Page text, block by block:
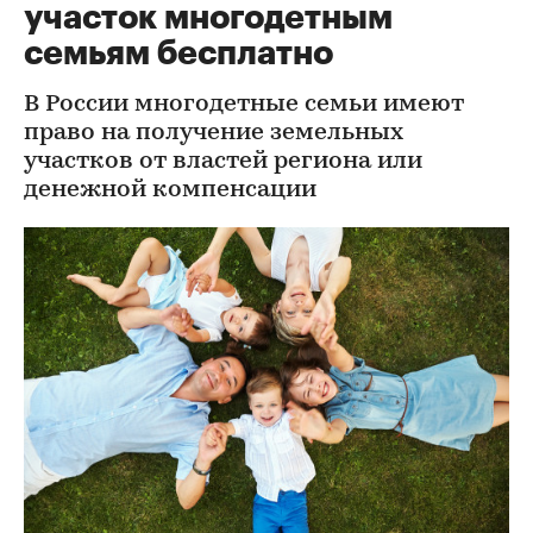
участок многодетным
семьям бесплатно
В России многодетные семьи имеют
право на получение земельных
участков от властей региона или
денежной компенсации